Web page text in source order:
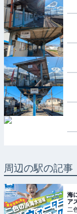
周辺の駅の記事
海
ア
二